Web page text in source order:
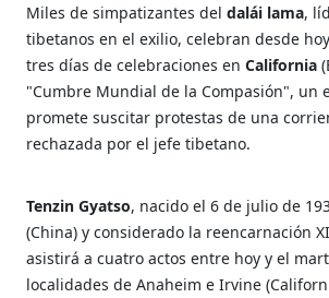
Miles de simpatizantes deldalái lama,
tibetanos en el exilio, celebran desde
tres días de celebraciones enCalifornia
"Cumbre Mundial de la Compasión", un
promete suscitar protestas de una
rechazada por el jefe tibetano.
Tenzin Gyatso, nacido el 6 de julio de
(China) y considerado la reencarnación
asistirá a cuatro actos entre hoy y el
localidades de Anaheim e Irvine